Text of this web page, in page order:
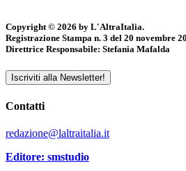
Copyright © 2026 by L'AltraItalia.
Registrazione Stampa n. 3 del 20 novembre
Direttrice Responsabile: Stefania Mafalda
Iscriviti alla Newsletter!
Contatti
redazione@laltraitalia.it
Editore: smstudio